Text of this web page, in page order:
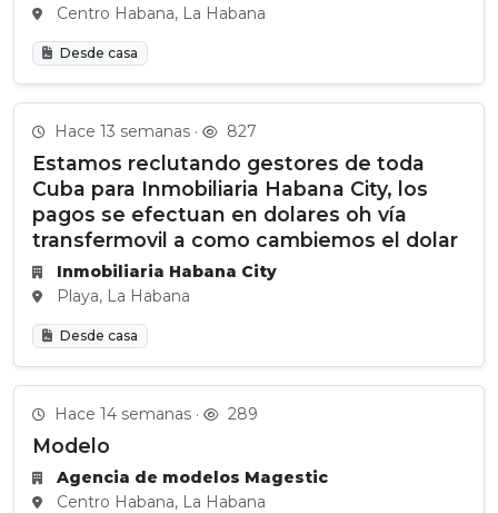
Centro Habana, La Habana
Desde casa
Hace 13 semanas · 827
Estamos reclutando gestores de toda
Cuba para Inmobiliaria Habana City, los
pagos se efectuan en dolares oh vía
transfermovil a como cambiemos el dolar
Inmobiliaria Habana City
Playa, La Habana
Desde casa
Hace 14 semanas · 289
Modelo
Agencia de modelos Magestic
Centro Habana, La Habana